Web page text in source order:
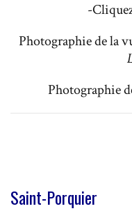
-
Photographie de la
Photographie
Saint-Porquier